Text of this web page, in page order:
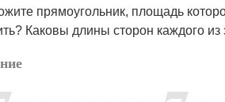
прямоугольник, площадь
Каковы длины сторон каждого из